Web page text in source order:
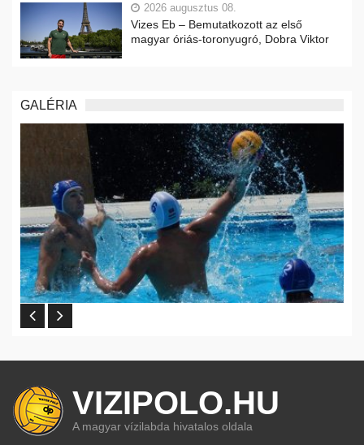
2026 augusztus 08.
Vizes Eb – Bemutatkozott az első
magyar óriás-toronyugró, Dobra Viktor
GALÉRIA
VIZIPOLO.HU
A magyar vízilabda hivatalos oldala